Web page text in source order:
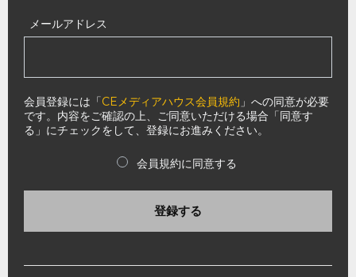
メールアドレス
会員登録には「CEメディアハウス会員規約 」への同意が必要
です。内容をご確認の上、ご同意いただける場合「同意す
る」にチェックをして、登録にお進みください。
会員規約に同意する
登録する